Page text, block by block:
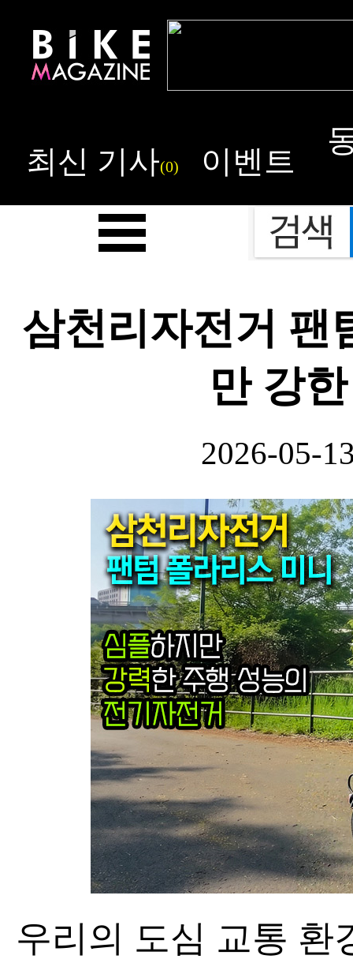
최신 기사(0) 이벤트
삼천리자전거 팬
만 강
2026-05-
우리의 도심 교통 환